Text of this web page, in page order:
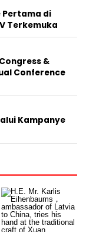
Pertama di
Terkemuka
&
Conference
Kampanye